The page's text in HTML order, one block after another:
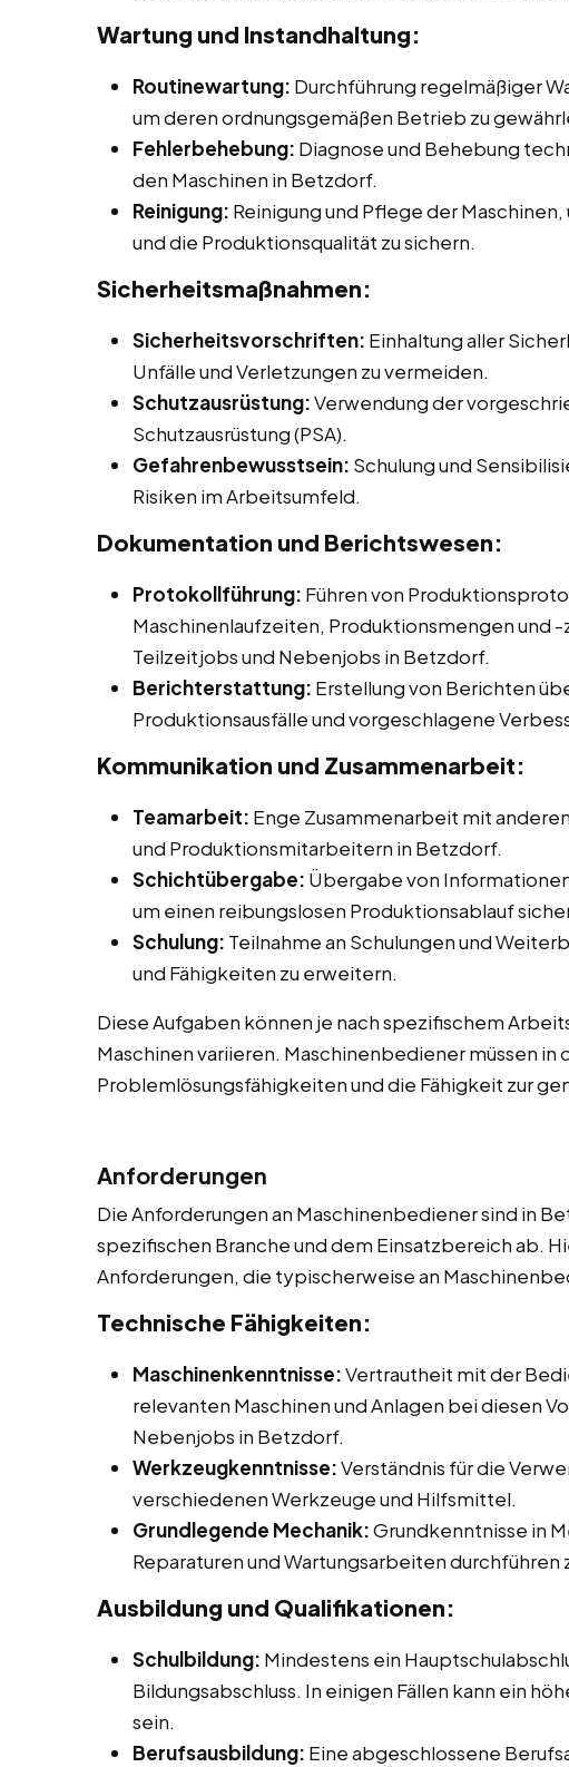
Wartung und Instandhaltung:
Routinewartung: Durchführung regelmäßiger
um deren ordnungsgemäßen Betrieb zu
Fehlerbehebung: Diagnose und Behebung
den Maschinen in Betzdorf.
Reinigung: Reinigung und Pflege der
und die Produktionsqualität zu sichern.
Sicherheitsmaßnahmen:
Sicherheitsvorschriften: Einhaltung aller
Unfälle und Verletzungen zu vermeiden.
Schutzausrüstung:Verwendung der
Schutzausrüstung (PSA).
Gefahrenbewusstsein: Schulung und
Risiken im Arbeitsumfeld.
Dokumentation und Berichtswesen:
Protokollführung: Führen von
Maschinenlaufzeiten, Produktionsmengen und
Teilzeitjobs und Nebenjobs in Betzdorf.
Berichterstattung: Erstellung von Berichten
Produktionsausfälle und vorgeschlagene
Kommunikation und Zusammenarbeit:
Teamarbeit: Enge Zusammenarbeit mit
und Produktionsmitarbeitern in Betzdorf.
Schichtübergabe: Übergabe von
um einen reibungslosen Produktionsablauf
Schulung: Teilnahme an Schulungen und
und Fähigkeiten zu erweitern.
Diese Aufgaben können je nach spezifischem
Maschinen variieren. Maschinenbediener müssen in
Problemlösungsfähigkeiten und die Fähigkeit zur
Anforderungen
Die Anforderungen an Maschinenbediener sind in
spezifischen Branche und dem Einsatzbereich ab.
Anforderungen, die typischerweise an
Technische Fähigkeiten:
Maschinenkenntnisse:Vertrautheit mit der
relevanten Maschinen und Anlagen bei diesen
Nebenjobs in Betzdorf.
Werkzeugkenntnisse:Verständnis für die
verschiedenen Werkzeuge und Hilfsmittel.
Grundlegende Mechanik:Grundkenntnisse in
Reparaturen und Wartungsarbeiten durchführen
Ausbildung und Qualifikationen:
Schulbildung: Mindestens ein
Bildungsabschluss. In einigen Fällen kann ein
sein.
Berufsausbildung: Eine abgeschlossene